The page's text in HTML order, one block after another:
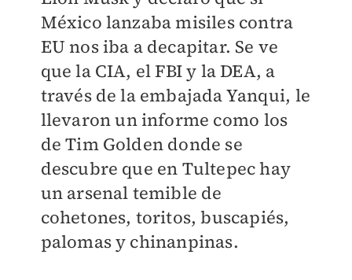
México lanzaba misiles contra
EU nos iba a decapitar. Se ve
que la CIA, el FBI y la DEA, a
través de la embajada Yanqui, le
llevaron un informe como los
de Tim Golden donde se
descubre que en Tultepec hay
un arsenal temible de
cohetones, toritos, buscapiés,
palomas y chinanpinas.